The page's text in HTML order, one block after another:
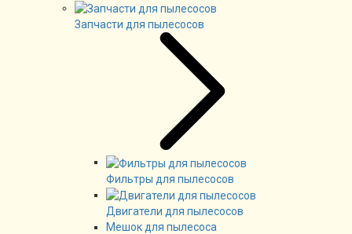
Запчасти для пылесосов
Фильтры для пылесосов
Двигатели для пылесосов
Мешок для пылесоса